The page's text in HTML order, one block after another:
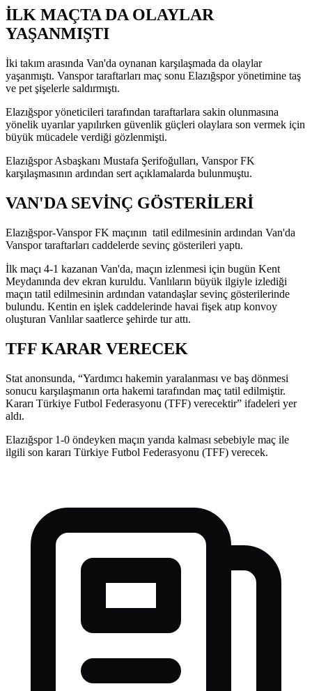
İLK MAÇTA DA OLAYLAR
YAŞANMIŞTI
İki takım arasında Van'da oynanan karşılaşmada da olaylar
yaşanmıştı. Vanspor taraftarları maç sonu Elazığspor yönetimine taş
ve pet şişelerle saldırmıştı.
Elazığspor yöneticileri tarafından taraftarlara sakin olunmasına
yönelik uyarılar yapılırken güvenlik güçleri olaylara son vermek için
büyük mücadele verdiği gözlenmişti.
Elazığspor Asbaşkanı Mustafa Şerifoğulları, Vanspor FK
karşılaşmasının ardından sert açıklamalarda bulunmuştu.
VAN'DA SEVİNÇ GÖSTERİLERİ
Elazığspor-Vanspor FK maçının tatil edilmesinin ardından Van'da
Vanspor taraftarları caddelerde sevinç gösterileri yaptı.
İlk maçı 4-1 kazanan Van'da, maçın izlenmesi için bugün Kent
Meydanında dev ekran kuruldu. Vanlıların büyük ilgiyle izlediği
maçın tatil edilmesinin ardından vatandaşlar sevinç gösterilerinde
bulundu. Kentin en işlek caddelerinde havai fişek atıp konvoy
oluşturan Vanlılar saatlerce şehirde tur attı.
TFF KARAR VERECEK
Stat anonsunda, “Yardımcı hakemin yaralanması ve baş dönmesi
sonucu karşılaşmanın orta hakemi tarafından maç tatil edilmiştir.
Kararı Türkiye Futbol Federasyonu (TFF) verecektir” ifadeleri yer
aldı.
Elazığspor 1-0 öndeyken maçın yarıda kalması sebebiyle maç ile
ilgili son kararı Türkiye Futbol Federasyonu (TFF) verecek.